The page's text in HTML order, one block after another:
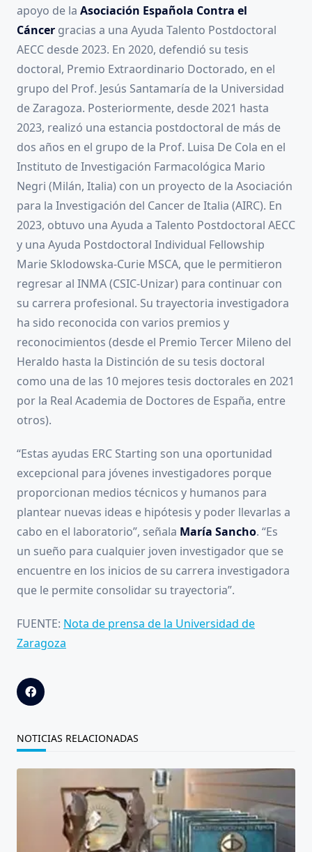
apoyo de la Asociación Española Contra el
Cáncer gracias a una Ayuda Talento Postdoctoral
AECC desde 2023. En 2020, defendió su tesis
doctoral, Premio Extraordinario Doctorado, en el
grupo del Prof. Jesús Santamaría de la Universidad
de Zaragoza. Posteriormente, desde 2021 hasta
2023, realizó una estancia postdoctoral de más de
dos años en el grupo de la Prof. Luisa De Cola en el
Instituto de Investigación Farmacológica Mario
Negri (Milán, Italia) con un proyecto de la Asociación
para la Investigación del Cancer de Italia (AIRC). En
2023, obtuvo una Ayuda a Talento Postdoctoral AECC
y una Ayuda Postdoctoral Individual Fellowship
Marie Sklodowska-Curie MSCA, que le permitieron
regresar al INMA (CSIC-Unizar) para continuar con
su carrera profesional. Su trayectoria investigadora
ha sido reconocida con varios premios y
reconocimientos (desde el Premio Tercer Mileno del
Heraldo hasta la Distinción de su tesis doctoral
como una de las 10 mejores tesis doctorales en 2021
por la Real Academia de Doctores de España, entre
otros).
“Estas ayudas ERC Starting son una oportunidad
excepcional para jóvenes investigadores porque
proporcionan medios técnicos y humanos para
plantear nuevas ideas e hipótesis y poder llevarlas a
cabo en el laboratorio”, señala María Sancho. “Es
un sueño para cualquier joven investigador que se
encuentre en los inicios de su carrera investigadora
que le permite consolidar su trayectoria”.
FUENTE: Nota de prensa de la Universidad de
Zaragoza
NOTICIAS RELACIONADAS